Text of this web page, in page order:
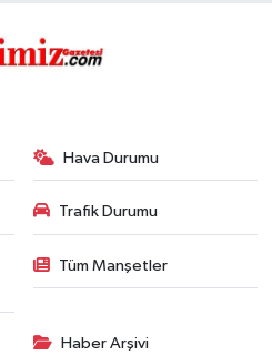
Hava Durumu
Trafik Durumu
Tüm Manşetler
Haber Arşivi